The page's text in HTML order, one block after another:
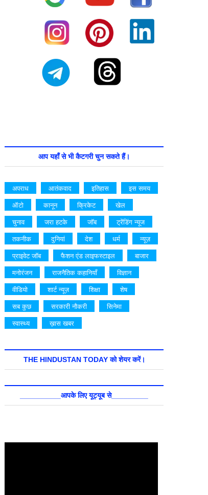
आप यहाँ से भी कैटगरी चुन सकते हैं।
अपराध आतंकवाद इतिहास
इस समय
ऑटो
कानून क्रिकेट
खेल
चुनाव
जरा हटके जॉब
ट्रेंडिंग न्यूज
तकनीक
दुनियां देश धर्म
न्यूज़
प्राइवेट जॉब
फैशन एंड लाइफस्टाइल
बाजार
मनोरंजन
राजनैतिक कहानियाँ
विज्ञान
वीडियो
शार्ट न्यूज़ शिक्षा
शेष
सब कुछ
सरकारी नौकरी
सिनेमा
स्वास्थ्य
ख़ास खबर
THE HINDUSTAN TODAY को शेयर करें।
__________आपके लिए यूट्यूब से_________